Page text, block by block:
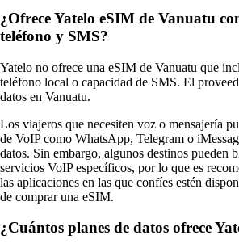
¿Ofrece Yatelo eSIM de Vanuatu
teléfono y SMS?
Yatelo no ofrece una eSIM de Vanuatu que
teléfono local o capacidad de SMS. El
datos en Vanuatu.
Los viajeros que necesiten voz o mensajería
de VoIP como WhatsApp, Telegram o
datos. Sin embargo, algunos destinos pueden
servicios VoIP específicos, por lo que es
las aplicaciones en las que confíes estén
de comprar una eSIM.
¿Cuántos planes de datos ofrece